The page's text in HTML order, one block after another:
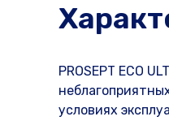
PROSEPT ECO
условиях